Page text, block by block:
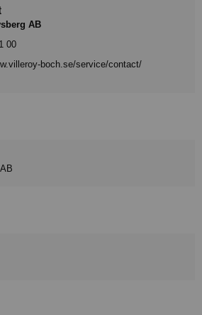
AB
00
boch.se/service/contact/